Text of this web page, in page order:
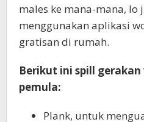
males ke mana-mana, lo
menggunakan aplikasi
gratisan di rumah.
Berikut ini spill
pemula:
Plank, untuk